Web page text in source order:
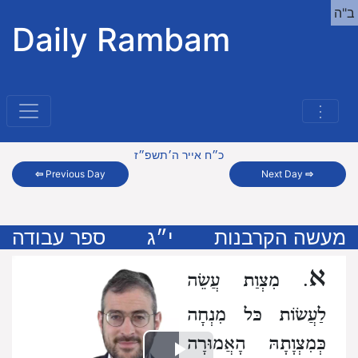
Daily Rambam
⋮
ב"ה
⇦ Previous Day
כ״ח אייר ה׳תשפ״ז
Next Day⇨
מעשה הקרבנות י״ג ספר עבודה
א. מִצְוַת עֲשֵׂה
לַעֲשׂוֹת כּל מִנְחָה
כְּמִצְוָתָהּ הָאֲמוּרָה